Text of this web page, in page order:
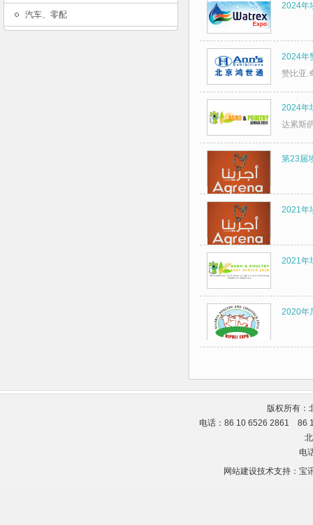
汽车、零配
2024年
2024年
赞比亚.
2024年
达累斯
第23届
2021年
2021年
2020年
版权所有：
电话：86 10 6526 2861 86
电
网站建设技术支持： 宝